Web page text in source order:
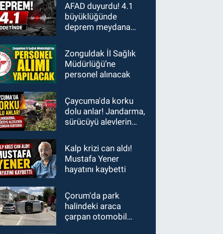
AFAD duyurdu! 4.1
büyüklüğünde
deprem meydana
Zonguldak İl Sağlık
Müdürlüğü’ne
personel alınacak
Çaycuma'da korku
dolu anlar! Jandarma,
sürücüyü alevlerin
Kalp krizi can aldı!
Mustafa Yener
hayatını kaybetti
Çorum'da park
halindeki araca
çarpan otomobil